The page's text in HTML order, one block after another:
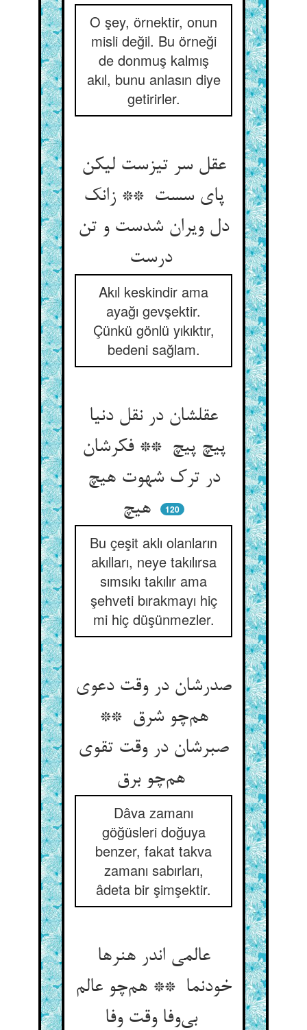
O şey, örnektir, onun
misli değil. Bu örneği
de donmuş kalmış
akıl, bunu anlasın diye
getirirler.
عقل سر تیزست لیکن
پای سست ** زانک
دل ویران شدست و تن
درست
Akıl keskindir ama
ayağı gevşektir.
Çünkü gönlü yıkıktır,
bedeni sağlam.
عقلشان در نقل دنیا
پیچ پیچ ** فکرشان
در ترک شهوت هیچ
120
Bu çeşit aklı olanların
akılları, neye takılırsa
sımsıkı takılır ama
şehveti bırakmayı hiç
mi hiç düşünmezler.
صدرشان در وقت دعوی
هم‌چو شرق **
صبرشان در وقت تقوی
Dâva zamanı
göğüsleri doğuya
benzer, fakat takva
zamanı sabırları,
âdeta bir şimşektir.
عالمی اندر هنرها
خودنما ** هم‌چو عالم
بی‌وفا وقت وفا